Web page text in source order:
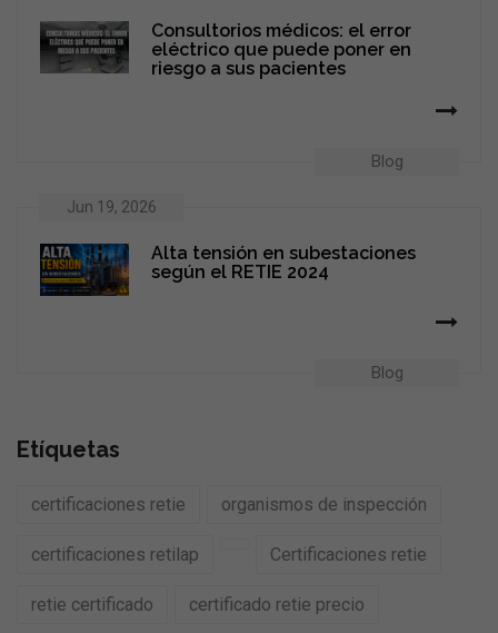
Blog
Consultorios médicos: el error
eléctrico que puede poner en
riesgo a sus pacientes
Jun 19, 2026
Blog
Alta tensión en subestaciones
según el RETIE 2024
Etíquetas
certificaciones retie organismos de inspección
certificaciones retilap Certificaciones retie
retie certificado certificado retie precio